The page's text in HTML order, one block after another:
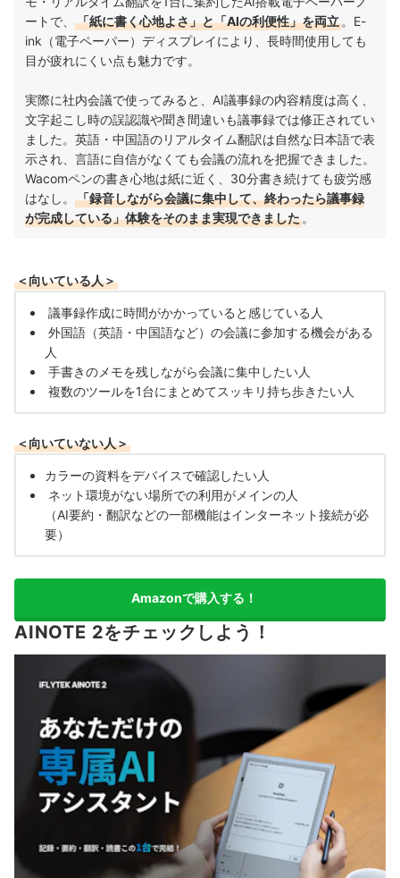
ートで、
「紙に書く心地よさ」と「AIの利便性」を両立 。E-
ink（電子ペーパー）ディスプレイにより、長時間使用しても
目が疲れにくい点も魅力です。
実際に社内会議で使ってみると、AI議事録の内容精度は高く、
文字起こし時の誤認識や聞き間違いも議事録では修正されてい
ました。英語・中国語のリアルタイム翻訳は自然な日本語で表
示され、言語に自信がなくても会議の流れを把握できました。
Wacomペンの書き心地は紙に近く、30分書き続けても疲労感
はなし。
「録音しながら会議に集中して、終わったら議事録
が完成している」体験をそのまま実現できました 。
＜向いている人＞
議事録作成に時間がかかっていると感じている人
外国語（英語・中国語など）の会議に参加する機会がある
人
手書きのメモを残しながら会議に集中したい人
複数のツールを1台にまとめてスッキリ持ち歩きたい人
＜向いていない人＞
カラーの資料をデバイスで確認したい人
ネット環境がない場所での利用がメインの人
（AI要約・翻訳などの一部機能はインターネット接続が必
要）
Amazonで購入する！
AINOTE 2をチェックしよう！